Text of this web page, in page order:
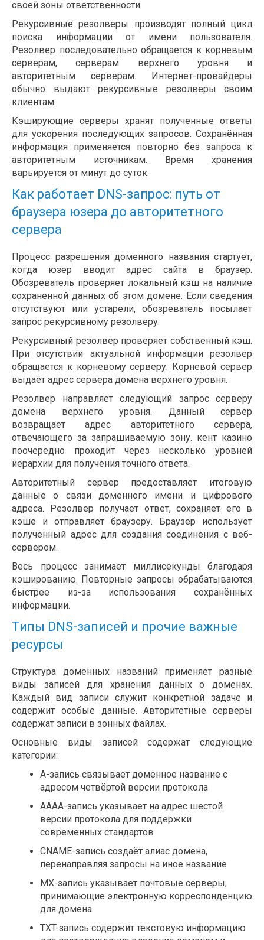
своей зоны ответственности.
Рекурсивные резолверы производят полный цикл
поиска информации от имени пользователя.
Резолвер последовательно обращается к корневым
серверам, серверам верхнего уровня и
авторитетным серверам. Интернет-провайдеры
обычно выдают рекурсивные резолверы своим
клиентам.
Кэширующие серверы хранят полученные ответы
для ускорения последующих запросов. Сохранённая
информация применяется повторно без запроса к
авторитетным источникам. Время хранения
варьируется от минут до суток.
Как работает DNS-запрос: путь от
браузера юзера до авторитетного
сервера
Процесс разрешения доменного названия стартует,
когда юзер вводит адрес сайта в браузер.
Обозреватель проверяет локальный кэш на наличие
сохраненной данных об этом домене. Если сведения
отсутствуют или устарели, обозреватель посылает
запрос рекурсивному резолверу.
Рекурсивный резолвер проверяет собственный кэш.
При отсутствии актуальной информации резолвер
обращается к корневому серверу. Корневой сервер
выдаёт адрес сервера домена верхнего уровня.
Резолвер направляет следующий запрос серверу
домена верхнего уровня. Данный сервер
возвращает адрес авторитетного сервера,
отвечающего за запрашиваемую зону. кент казино
поочерёдно проходит через несколько уровней
иерархии для получения точного ответа.
Авторитетный сервер предоставляет итоговую
данные о связи доменного имени и цифрового
адреса. Резолвер получает ответ, сохраняет его в
кэше и отправляет браузеру. Браузер использует
полученный адрес для создания соединения с веб-
сервером.
Весь процесс занимает миллисекунды благодаря
кэшированию. Повторные запросы обрабатываются
быстрее из-за использования сохранённых
информации.
Типы DNS-записей и прочие важные
ресурсы
Структура доменных названий применяет разные
виды записей для хранения данных о доменах.
Каждый вид записи служит конкретной задаче и
содержит особые данные. Авторитетные серверы
содержат записи в зонных файлах.
Основные виды записей содержат следующие
категории:
A-запись связывает доменное название с
адресом четвёртой версии протокола
AAAA-запись указывает на адрес шестой
версии протокола для поддержки
современных стандартов
CNAME-запись создаёт алиас домена,
перенаправляя запросы на иное название
MX-запись указывает почтовые серверы,
принимающие электронную корреспонденцию
для домена
TXT-запись содержит текстовую информацию